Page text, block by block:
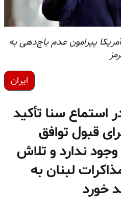
پیرامون عدم باج‌دهی به
ایران
استماع سنا تأکید
قبول توافق
ندارد و تلاش
لبنان به
خورد